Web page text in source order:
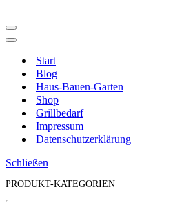
Navigationsmenü
Navigationsmenü
Start
Blog
Haus-Bauen-Garten
Shop
Grillbedarf
Impressum
Datenschutzerklärung
Schließen
PRODUKT-KATEGORIEN